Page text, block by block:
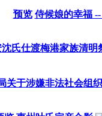
预览 侍候娘的幸福
氏仕渡梅港家族清明
关于涉嫌非法社会组